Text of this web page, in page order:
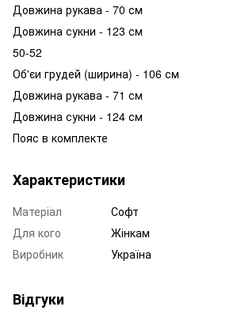
Довжина рукава - 70 см
Довжина сукни - 123 см
50-52
Об'єи грудей (ширина) - 106 см
Довжина рукава - 71 см
Довжина сукни - 124 см
Пояс в комплекте
Характеристики
Матеріал
Софт
Для кого
Жінкам
Виробник
Україна
Відгуки